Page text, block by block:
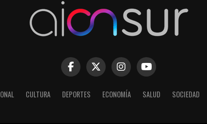
CULTURA DEPORTES ECONOMÍA SALUD SOCIEDAD